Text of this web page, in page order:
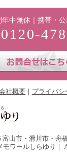
年中無休｜携帯・
0120-
社概要 プライバシ
富山市・滑川市・舟
ワールしらゆり ｜